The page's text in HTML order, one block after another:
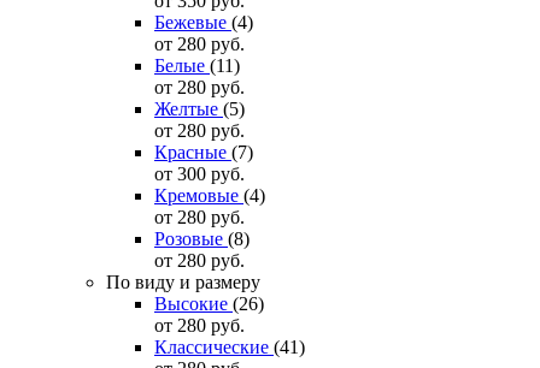
Бежевые (4)
от 280 руб.
Белые (11)
от 280 руб.
Желтые (5)
от 280 руб.
Красные (7)
от 300 руб.
Кремовые (4)
от 280 руб.
Розовые (8)
от 280 руб.
По виду и размеру
Высокие (26)
от 280 руб.
Классические (41)